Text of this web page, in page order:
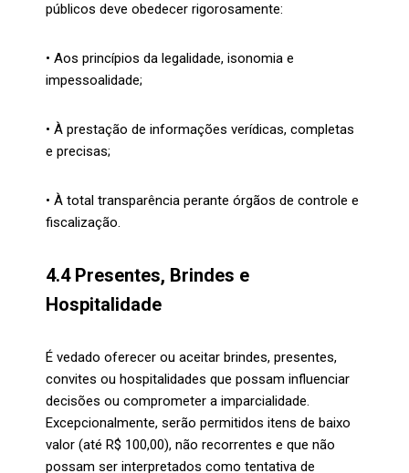
públicos deve obedecer rigorosamente:
• Aos princípios da legalidade, isonomia e
impessoalidade;
• À prestação de informações verídicas, completas
e precisas;
• À total transparência perante órgãos de controle e
fiscalização.
4.4 Presentes, Brindes e
Hospitalidade
É vedado oferecer ou aceitar brindes, presentes,
convites ou hospitalidades que possam influenciar
decisões ou comprometer a imparcialidade.
Excepcionalmente, serão permitidos itens de baixo
valor (até R$ 100,00), não recorrentes e que não
possam ser interpretados como tentativa de